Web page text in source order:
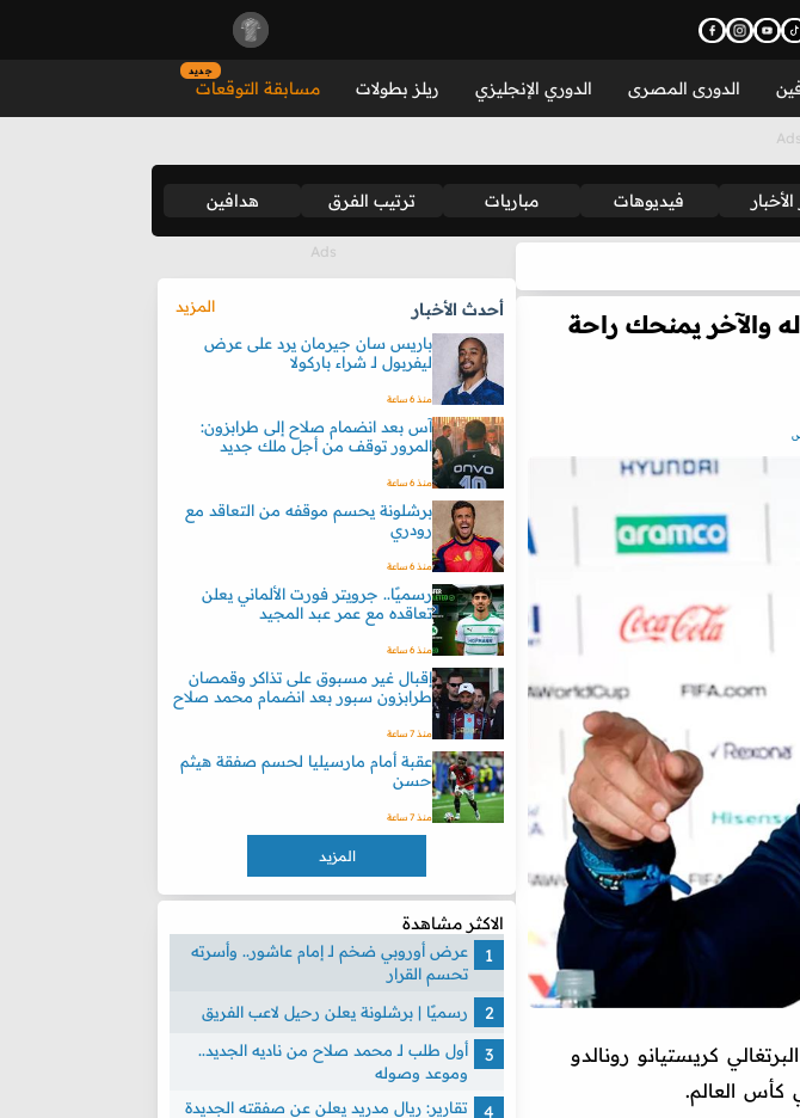
الدورى المصرى الدوري الإنجليزي ريلز بطولات مسابقة التوقعات
جديد
فيديوهات مباريات ترتيب الفرق هدافين
والآخر يمنحك راحة
كريستيانو رونالدو
كأس العالم.
أحدث الأخبار
المزيد
باريس سان جيرمان يرد على عرض
ليفربول لـ شراء باركولا
منذ 6 ساعة
آس بعد انضمام صلاح إلى طرابزون:
المرور توقف من أجل ملك جديد
منذ 6 ساعة
برشلونة يحسم موقفه من التعاقد مع
رودري
منذ 6 ساعة
رسميًا.. جرويتر فورت الألماني يعلن
تعاقده مع عمر عبد المجيد
منذ 6 ساعة
إقبال غير مسبوق على تذاكر وقمصان
طرابزون سبور بعد انضمام محمد صلاح
منذ 7 ساعة
عقبة أمام مارسيليا لحسم صفقة هيثم
حسن
منذ 7 ساعة
المزيد
الاكثر مشاهدة
عرض أوروبي ضخم لـ إمام عاشور.. وأسرته
تحسم القرار
رسميًا | برشلونة يعلن رحيل لاعب الفريق
أول طلب لـ محمد صلاح من ناديه الجديد..
وموعد وصوله
تقارير: ريال مدريد يعلن عن صفقته الجديدة